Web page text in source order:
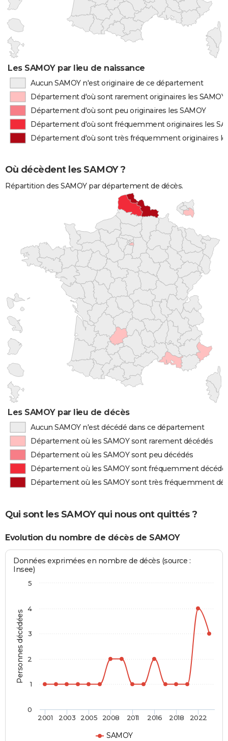
Les SAMOY par lieu de naissance
Aucun SAMOY n'est originaire de ce département
Département d'où sont rarement originaires les SAMOY
Département d'où sont peu originaires les SAMOY
Département d'où sont fréquemment originaires les
Département d'où sont très fréquemment originaires
Où décèdent les SAMOY ?
Répartition des SAMOY par département de décès.
Les SAMOY par lieu de décès
Aucun SAMOY n'est décédé dans ce département
Département où les SAMOY sont rarement décédés
Département où les SAMOY sont peu décédés
Département où les SAMOY sont fréquemment
Département où les SAMOY sont très fréquemment
Qui sont les SAMOY qui nous ont quittés ?
Evolution du nombre de décès de SAMOY
Personnes décédées
Données exprimées en nombre de décès (source :
Insee)
SAMOY
2001 2003 2005 2008 2011 2016 2018 2022
0
1
2
3
4
5